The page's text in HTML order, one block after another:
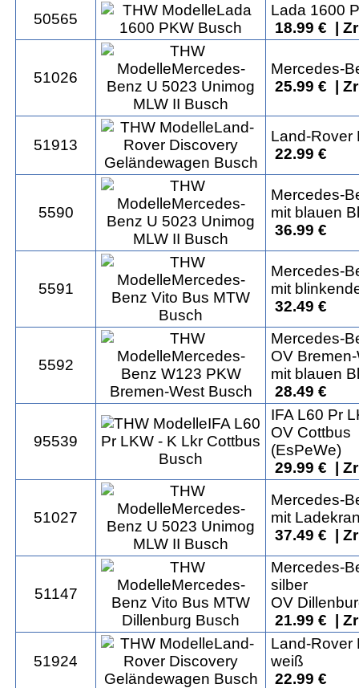
50565
Lada 1600
18.99 € |
51026
Mercedes-
25.99 € |
51913
Land-Rover
22.99 €
5590
Mercedes-
mit blauen
36.99 €
5591
Mercedes-
mit
32.49 €
5592
Mercedes-
OV
mit blauen
28.49 €
95539
IFA L60 Pr
OV Cottbus
(EsPeWe)
29.99 € |
51027
Mercedes-
mit
37.49 € |
51147
Mercedes-
silber
OV
21.99 € |
51924
Land-Rover
weiß
22.99 €